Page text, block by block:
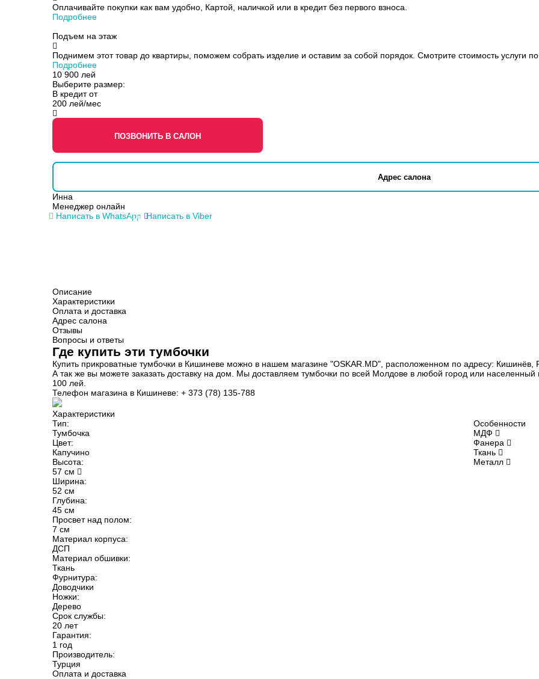
Оплачивайте покупки как вам удобно, Картой, наличкой или в кредит без первого взноса.
Подробнее
Подъем на этаж
Поднимем этот товар до квартиры, поможем собрать изделие и оставим за собой порядок. Смотрите стоимость услуги
Подробнее
10 900 лей
Выберите размер:
В кредит от
200 лей/мес
ПОЗВОНИТЬ В САЛОН
Адрес салона
Инна
Менеджер онлайн
Написать в WhatsApp Написать в Viber
Описание
Характеристики
Оплата и доставка
Адрес салона
Отзывы
Вопросы и ответы
Где купить эти тумбочки
Купить прикроватные тумбочки в Кишиневе можно в нашем магазине "OSKAR.MD", расположенном по адресу: Кишинёв,
А так же вы можете заказать доставку на дом. Мы доставляем тумбочки по всей Молдове в любой город или населенный
100 лей.
Телефон магазина в Кишиневе: + 373 (78) 135-788
Характеристики
Тип:
Тумбочка
Цвет:
Капучино
Высота:
57 см
Ширина:
52 см
Глубина:
45 см
Просвет над полом:
7 см
Материал корпуса:
ДСП
Материал обшивки:
Ткань
Фурнитура:
Доводчики
Ножки:
Дерево
Срок службы:
20 лет
Гарантия:
1 год
Производитель:
Турция
Особенности
МДФ
Фанера
Ткань
Металл
Оплата и доставка